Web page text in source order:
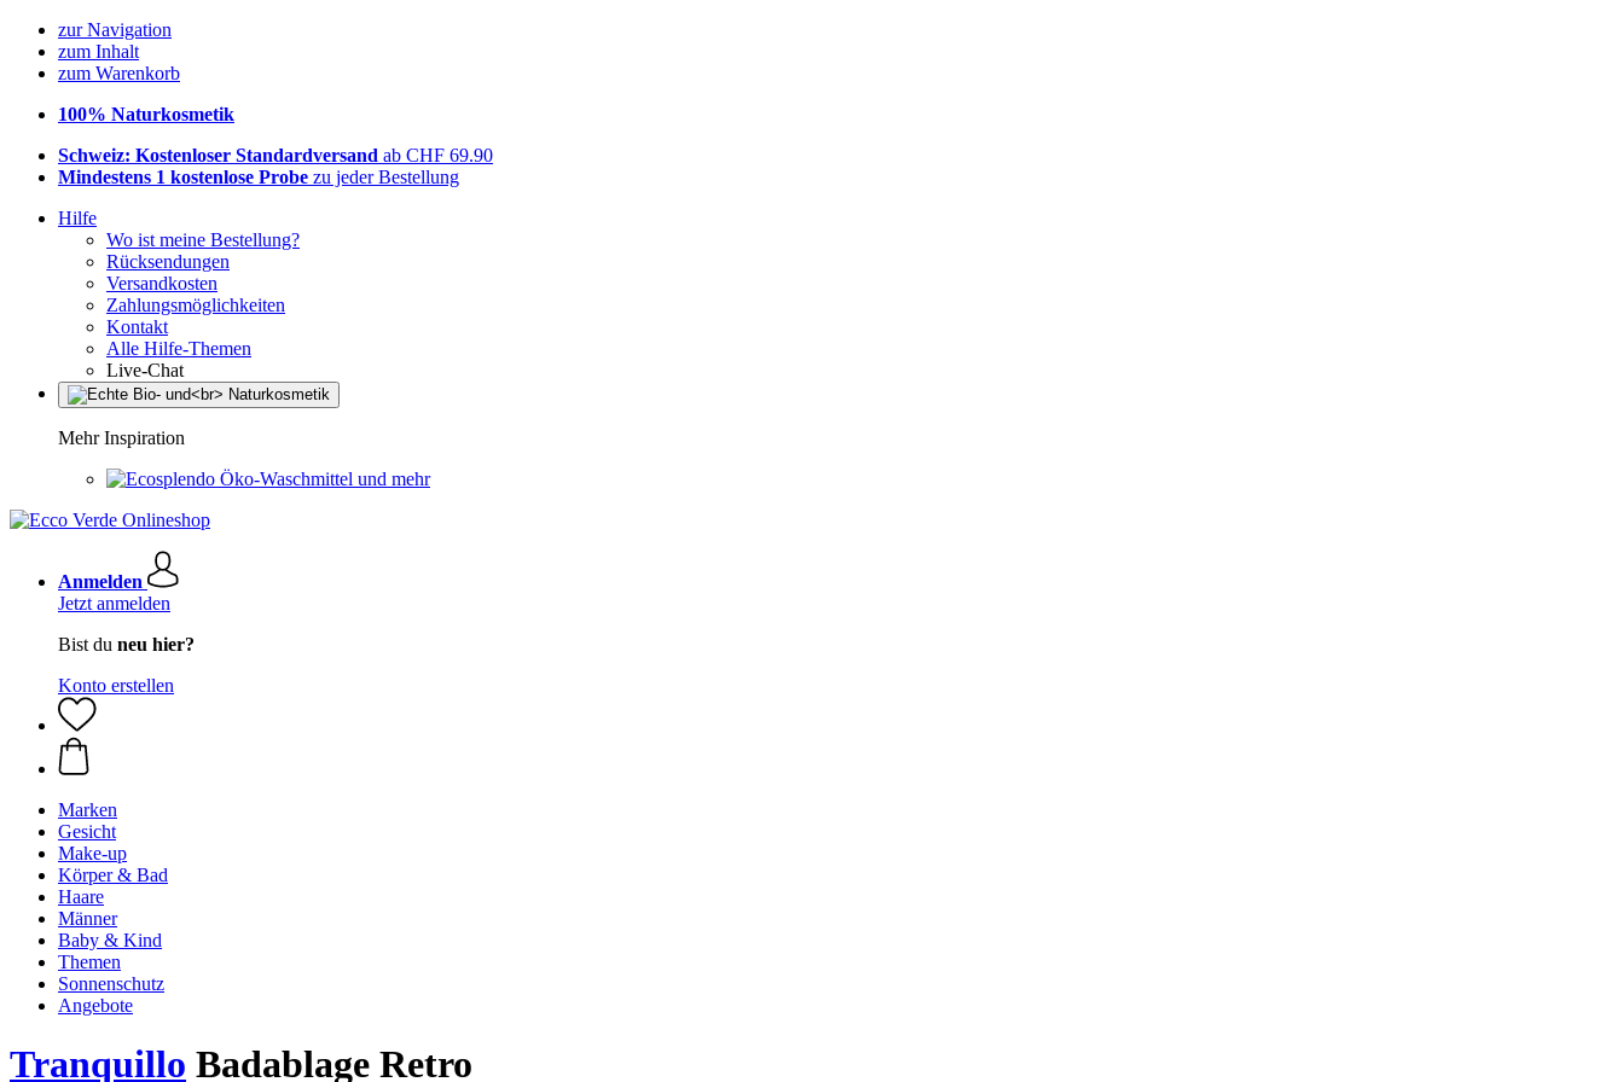
zur Navigation
zum Inhalt
zum Warenkorb
100% Naturkosmetik
Schweiz: Kostenloser Standardversand ab CHF 69.90
Mindestens 1 kostenlose Probe zu jeder Bestellung
Hilfe
Wo ist meine Bestellung?
Rücksendungen
Versandkosten
Zahlungsmöglichkeiten
Kontakt
Alle Hilfe-Themen
Live-Chat
Mehr Inspiration
Öko-Waschmittel und mehr
Anmelden
Jetzt anmelden
Bist du neu hier?
Konto erstellen
Marken
Gesicht
Make-up
Körper & Bad
Haare
Männer
Baby & Kind
Themen
Sonnenschutz
Angebote
Tranquillo Badablage Retro